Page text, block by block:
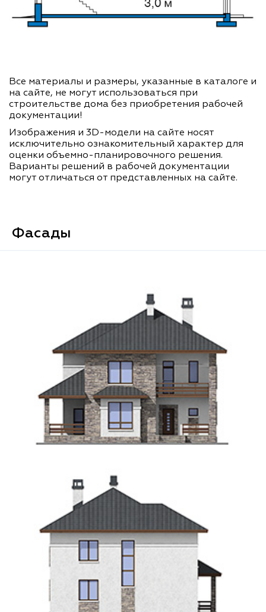
Все материалы и размеры, указанные в каталоге и
на сайте, не могут использоваться при
строительстве дома без приобретения рабочей
документации!
Изображения и 3D-модели на сайте носят
исключительно ознакомительный характер для
оценки объемно-планировочного решения.
Варианты решений в рабочей документации
могут отличаться от представленных на сайте.
Фасады